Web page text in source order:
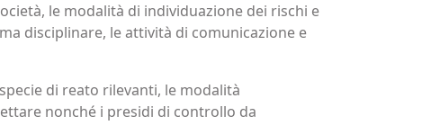
le modalità di individuazione dei rischi e
disciplinare, le attività di comunicazione e
di reato rilevanti, le modalità
nonché i presidi di controllo da